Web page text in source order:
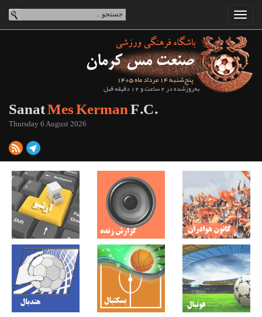
پنج‌شنبه 14 مرداد ماه 1405
به‌روزشده در 2 ساعت و 12 دقیقه قبل
SanatMes KermanF.C.
Thursday 6 August 2026